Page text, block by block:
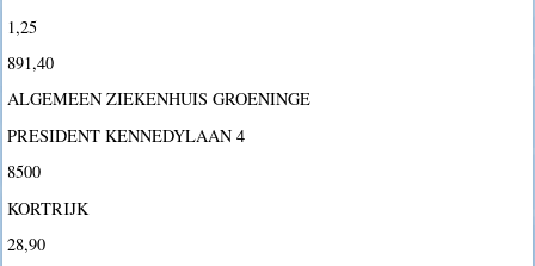
1,25
891,40
ALGEMEEN ZIEKENHUIS GROENINGE
PRESIDENT KENNEDYLAAN 4
8500
KORTRIJK
28,90